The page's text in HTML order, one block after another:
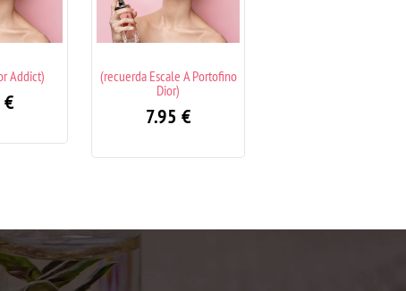
A Portofino
€
(recuerda Sexy Victoria´s
Secret)
7.95€